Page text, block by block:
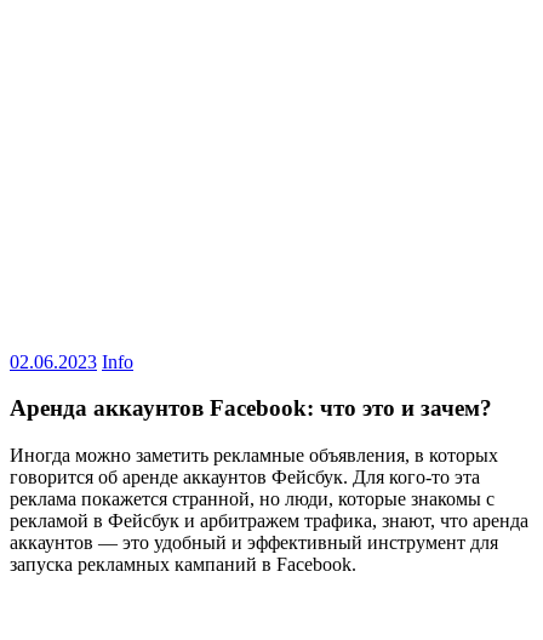
02.06.2023 Info
Аренда аккаунтов Facebook: что это и зачем?
Иногда можно заметить рекламные объявления, в которых
говорится об аренде аккаунтов Фейсбук. Для кого-то эта
реклама покажется странной, но люди, которые знакомы с
рекламой в Фейсбук и арбитражем трафика, знают, что аренда
аккаунтов — это удобный и эффективный инструмент для
запуска рекламных кампаний в Facebook.